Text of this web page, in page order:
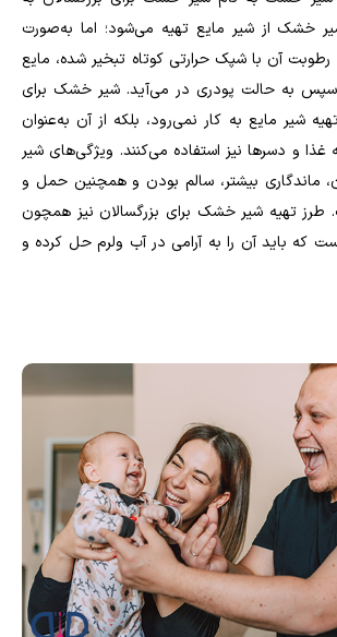
خشک از شیر مایع تهیه می‌شود؛ اما به‌صورت
رطوبت آن با شپک حرارتی کوتاه تبخیر شده، مایع
سپس به حالت پودری در می‌آید. شیر خشک برای
شیر مایع به کار نمی‌رود، بلکه از آن به‌عنوان
غذا و دسرها نیز استفاده می‌کنند. ویژگی‌های شیر
ماندگاری بیشتر، سالم بودن و همچنین حمل و
طرز تهیه شیر خشک برای بزرگسالان نیز همچون
که باید آن را به آرامی در آب ولرم حل کرده و